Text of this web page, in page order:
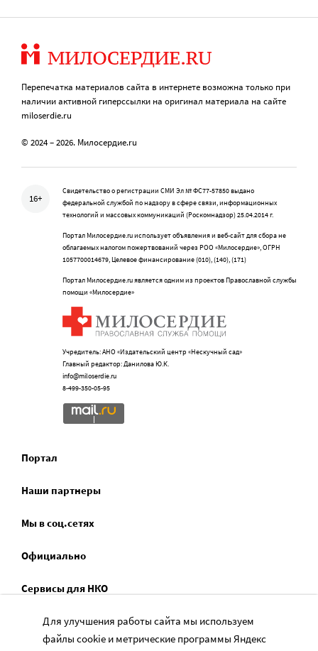
Перепечатка материалов сайта в интернете возможна только при
наличии активной гиперссылки на оригинал материала на сайте
miloserdie.ru
© 2024 – 2026. Милосердие.ru
16+
Свидетельство о регистрации СМИ Эл № ФС77-57850 выдано
федеральной службой по надзору в сфере связи, информационных
технологий и массовых коммуникаций (Роскомнадзор) 25.04.2014 г.
Портал Милосердие.ru использует объявления и веб-сайт для сбора не
облагаемых налогом пожертвований через РОО «Милосердие», ОГРН
1057700014679, Целевое финансирование (010), (140), (171)
Портал Милосердие.ru является одним из проектов Православной службы
помощи «Милосердие»
Учредитель: АНО «Издательский центр «Нескучный сад»
Главный редактор: Данилова Ю.К.
info@miloserdie.ru
8-499-350-05-95
Портал
Наши партнеры
Мы в соц.сетях
Официально
Сервисы для НКО
Спецпроекты
Для улучшения работы сайта мы используем
файлы cookie и метрические программы Яндекс